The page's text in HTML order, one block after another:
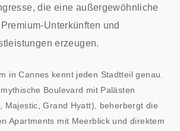
die eine außergewöhnliche
Unterkünften und
erzeugen.
in Cannes kennt jeden Stadtteil genau.
Boulevard mit Palästen
Majestic, Grand Hyatt), beherbergt die
Apartments mit Meerblick und direktem